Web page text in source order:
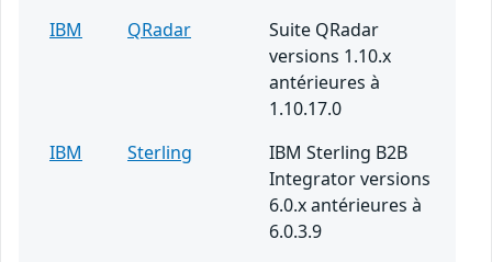
IBM
QRadar
Suite QRadar
versions 1.10.x
antérieures à
1.10.17.0
IBM
Sterling
IBM Sterling B2B
Integrator versions
6.0.x antérieures à
6.0.3.9